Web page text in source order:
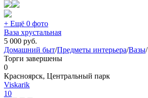
+ Ещё 0 фото
Ваза хрустальная
5 000 руб.
Домашний быт/Предметы интерьера/Вазы/
Торги завершены
0
Красноярск, Центральный парк
Viskarik
10